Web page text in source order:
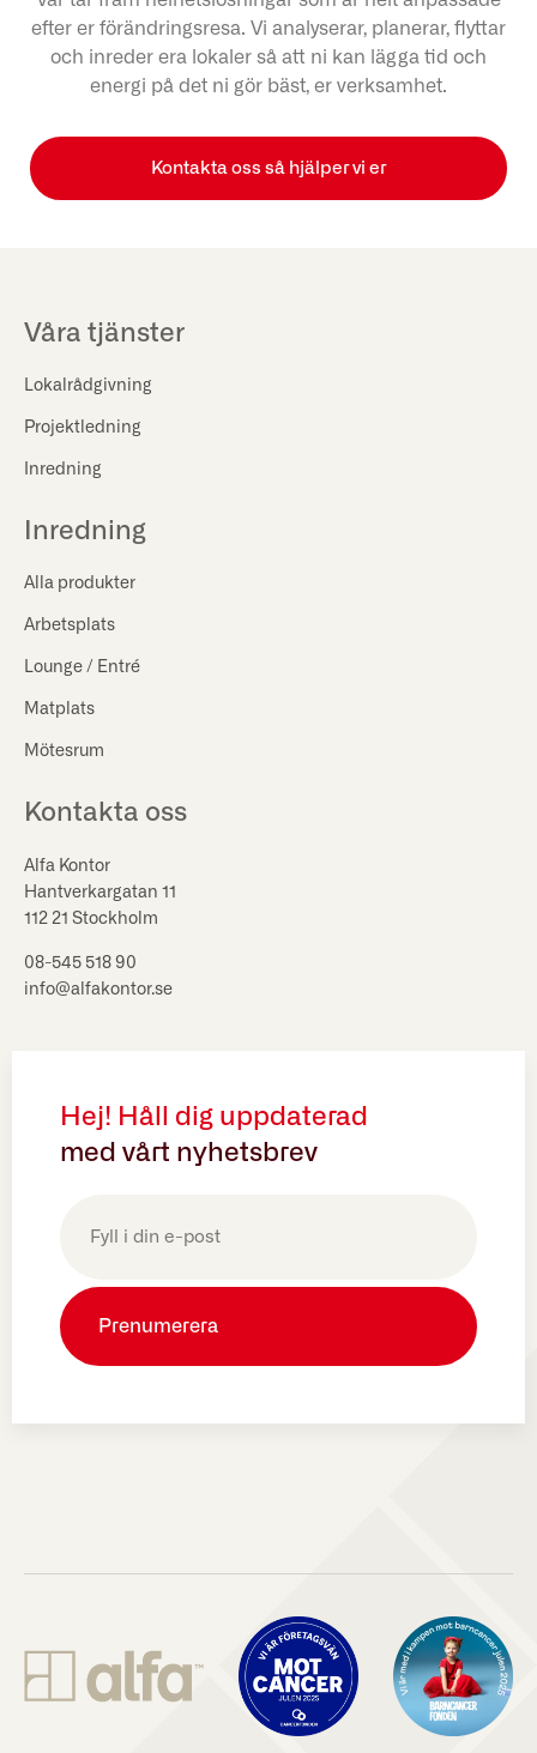
efter er förändringsresa. Vi analyserar, planerar, flyttar
och inreder era lokaler så att ni kan lägga tid och
energi på det ni gör bäst, er verksamhet.
Kontakta oss så hjälper vi er
Våra tjänster
Lokalrådgivning
Projektledning
Inredning
Inredning
Alla produkter
Arbetsplats
Lounge / Entré
Matplats
Mötesrum
Kontakta oss
Alfa Kontor
Hantverkargatan 11
112 21 Stockholm
08-545 518 90
info@alfakontor.se
Hej! Håll dig uppdaterad
med vårt nyhetsbrev
(Obligatoriskt)